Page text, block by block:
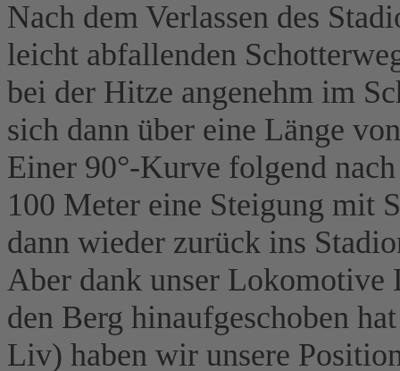
Nach dem Verlassen des
leicht abfallenden
bei der Hitze angenehm im
sich dann über eine Länge
Einer 90°-Kurve folgend
100 Meter eine Steigung mit
dann wieder zurück ins
Aber dank unser
den Berg hinaufgeschoben
Liv) haben wir unsere